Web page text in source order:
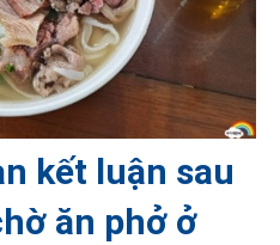
kết luận sau
ăn phở ở